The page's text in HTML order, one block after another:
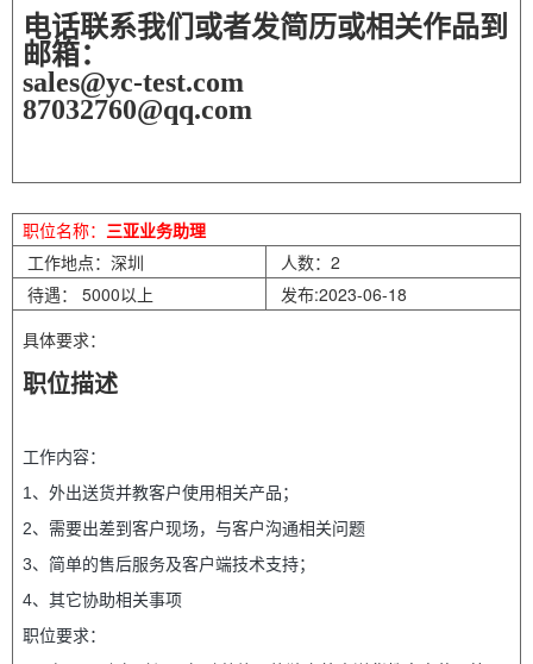
5、年龄24-42岁；
电话联系我们或者发简历或相关作品到
邮箱：
sales@yc-test.com
87032760@qq.com
职位名称： 三亚业务助理
工作地点：深圳
人数：2
待遇： 5000以上
发布:2023-06-18
具体要求：
职位描述
工作内容：
1、外出送货并教客户使用相关产品；
2、需要出差到客户现场，与客户沟通相关问题
3、简单的售后服务及客户端技术支持；
4、其它协助相关事项
职位要求：